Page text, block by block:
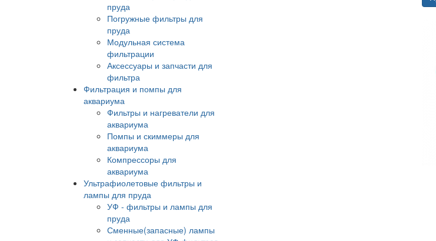
пруда
Погружные фильтры для
пруда
Модульная система
фильтрации
Аксессуары и запчасти для
фильтра
Фильтрация и помпы для
аквариума
Фильтры и нагреватели для
аквариума
Помпы и скиммеры для
аквариума
Компрессоры для
аквариума
Ультрафиолетовые фильтры и
лампы для пруда
УФ - фильтры и лампы для
пруда
Сменные(запасные) лампы